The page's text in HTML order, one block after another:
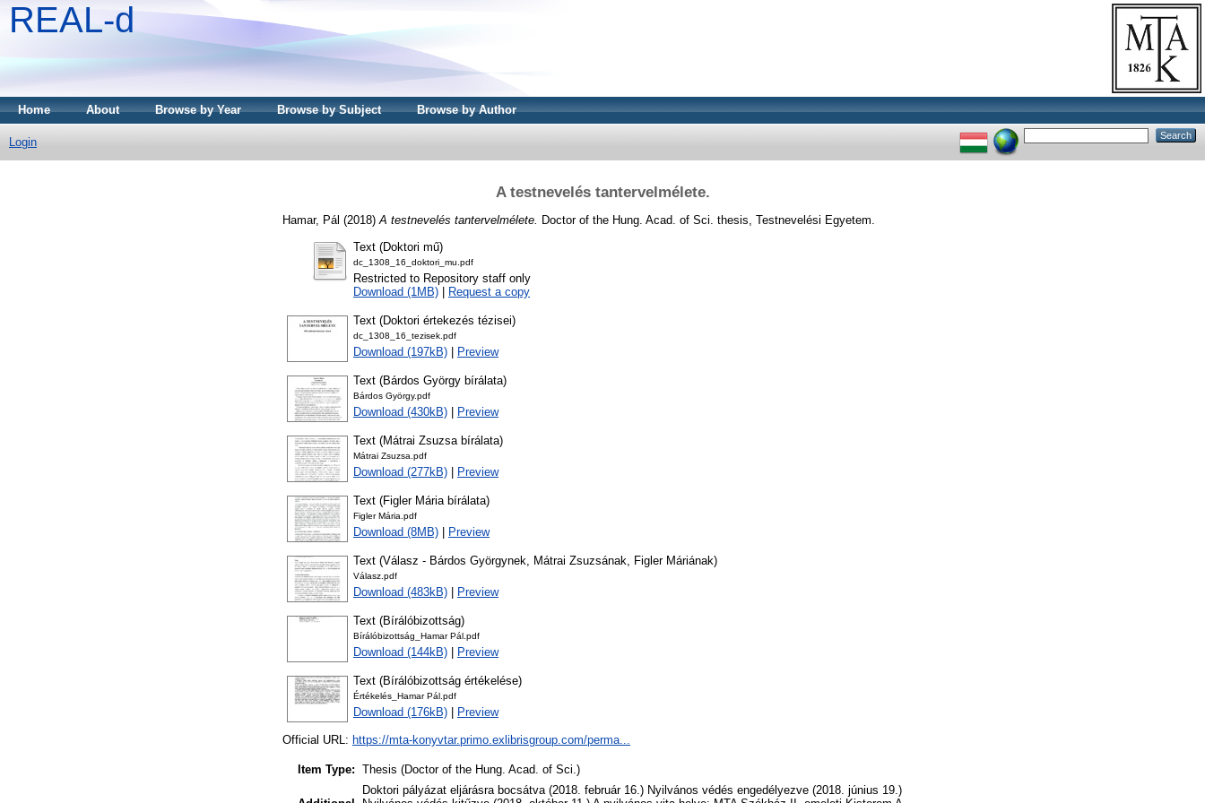
REAL-d
Home About Browse by Year Browse by Subject Browse by Author
Login
A testnevelés tantervelmélete.
Hamar, Pál (2018) A testnevelés tantervelmélete. Doctor of the Hung. Acad. of Sci. thesis, Testnevelési Egyetem.
Text (Doktori mű)
dc_1308_16_doktori_mu.pdf
Restricted to Repository staff only
Download (1MB)
Request a copy
Text (Doktori értekezés tézisei)
dc_1308_16_tezisek.pdf
Download (197kB) Preview
Text (Bárdos György bírálata)
Bárdos György.pdf
Download (430kB) Preview
Text (Mátrai Zsuzsa bírálata)
Mátrai Zsuzsa.pdf
Download (277kB) Preview
Text (Figler Mária bírálata)
Figler Mária.pdf
Download (8MB) Preview
Text (Válasz - Bárdos Györgynek, Mátrai Zsuzsának, Figler Máriának)
Válasz.pdf
Download (483kB) Preview
Text (Bírálóbizottság)
Bírálóbizottság_Hamar Pál.pdf
Download (144kB) Preview
Text (Bírálóbizottság értékelése)
Értékelés_Hamar Pál.pdf
Download (176kB) Preview
Official URL: https://mta-konyvtar.primo.exlibrisgroup.com/perma...
Item Type: Thesis (Doctor of the Hung. Acad. of Sci.)
Doktori pályázat eljárásra bocsátva (2018. február 16.) Nyilvános védés engedélyezve (2018. június 19.)